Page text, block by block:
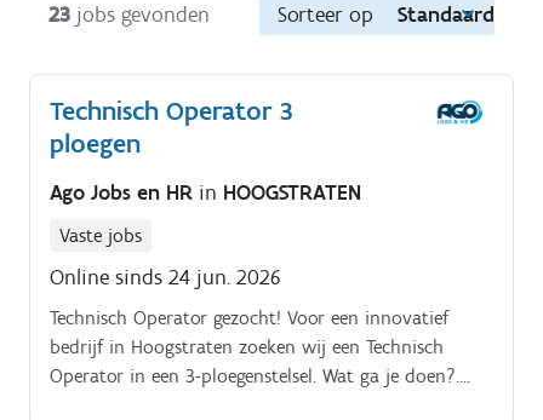
23 jobs gevonden Sorteer op Standaard
Technisch Operator 3
ploegen
Ago Jobs en HR in HOOGSTRATEN
Vaste jobs
Online sinds 24 jun. 2026
Technisch Operator gezocht! Voor een innovatief
bedrijf in Hoogstraten zoeken wij een Technisch
Operator in een 3-ploegenstelsel. Wat ga je doen?.